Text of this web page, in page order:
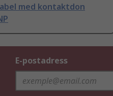
med kontaktdon
E-postadress